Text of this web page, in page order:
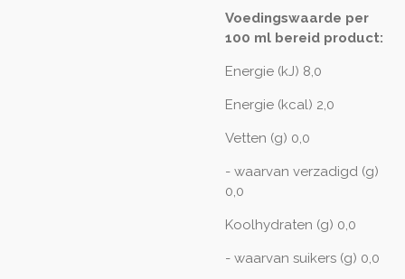
Voedingswaarde per
100 ml bereid product:
Energie (kJ) 8,0
Energie (kcal) 2,0
Vetten (g) 0,0
- waarvan verzadigd (g)
0,0
Koolhydraten (g) 0,0
- waarvan suikers (g) 0,0